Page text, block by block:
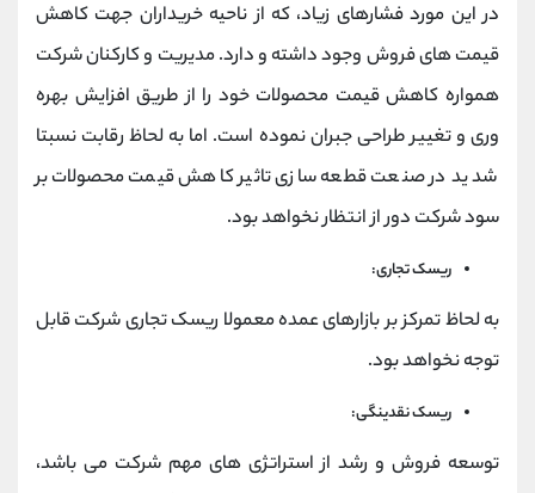
در این مورد فشارهای زیاد، که از ناحیه خریداران جهت کاهش
قیمت های فروش وجود داشته و دارد. مدیریت و کارکنان شرکت
همواره کاهش قیمت محصولات خود را از طریق افزایش بهره
وری و تغییر طراحی جبران نموده است. اما به لحاظ رقابت نسبتا
شدید در صنعت قطعه سازی تاثیر کاهش قیمت محصولات بر
سود شرکت دور از انتظار نخواهد بود.
ریسک تجاری:
به لحاظ تمرکز بر بازارهای عمده معمولا ریسک تجاری شرکت قابل
توجه نخواهد بود.
ریسک نقدینگی:
توسعه فروش و رشد از استراتژی های مهم شرکت می باشد،